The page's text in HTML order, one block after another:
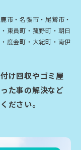
市・名張市・尾鷲市・
東員町・菰野町・朝日
度会町・大紀町・南伊
け回収やゴミ屋
た事の解決など
ださい。